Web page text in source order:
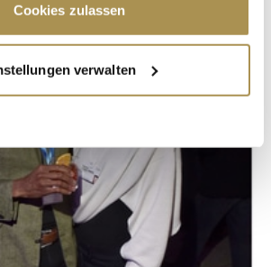
oder widerrufen
über Ihre geografische Lage
bis auf einige Meter genau sein
(Fingerprinting) identifizieren
darüber, wie Ihre persönlichen Daten
und legen Sie Ihre Präferenzen im
fest.
Cookies zulassen
verwalten